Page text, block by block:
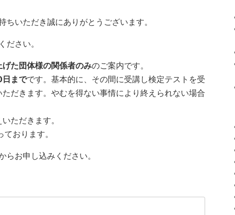
いただき誠にありがとうございます。
ださい。
げた団体様の関係者のみのご案内です。
までです。基本的に、その間に受講し検定テストを受
だきます。やむを得ない事情により終えられない場合
ただきます。
おります。
お申し込みください。